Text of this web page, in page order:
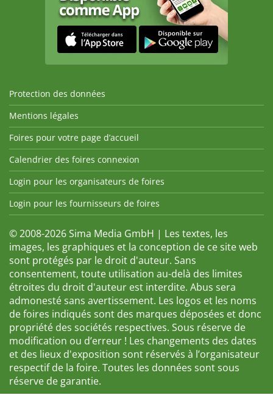
Protection des données
Mentions légales
Foires pour votre page d’accueil
Calendrier des foires connexion
Login pour les organisateurs de foires
Login pour les fournisseurs de foires
© 2008-2026 Sima Media GmbH | Les textes, les
images, les graphiques et la conception de ce site web
sont protégés par le droit d'auteur. Sans
consentement, toute utilisation au-delà des limites
étroites du droit d'auteur est interdite. Abus sera
admonesté sans avertissement. Les logos et les noms
de foires indiqués sont des marques déposées et donc
propriété des sociétés respectives. Sous réserve de
modification ou d’erreur ! Les changements des dates
et des lieux d'exposition sont réservés à l’organisateur
respectif de la foire. Toutes les données sont sous
réserve de garantie.